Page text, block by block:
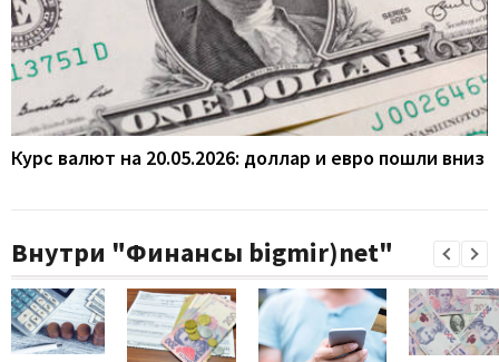
Курс валют на 20.05.2026: доллар и евро пошли вниз
Внутри "Финансы bigmir)net"